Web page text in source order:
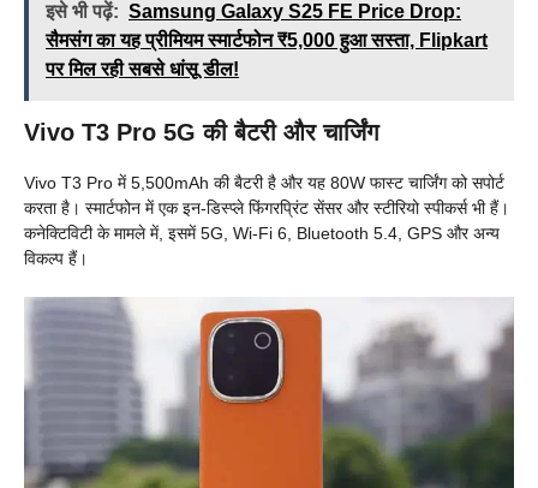
इसे भी पढ़ें: Samsung Galaxy S25 FE Price Drop:
सैमसंग का यह प्रीमियम स्मार्टफोन ₹5,000 हुआ सस्ता, Flipkart
पर मिल रही सबसे धांसू डील!
Vivo T3 Pro 5G की बैटरी और चार्जिंग
Vivo T3 Pro में 5,500mAh की बैटरी है और यह 80W फास्ट चार्जिंग को सपोर्ट
करता है। स्मार्टफोन में एक इन-डिस्प्ले फिंगरप्रिंट सेंसर और स्टीरियो स्पीकर्स भी हैं।
कनेक्टिविटी के मामले में, इसमें 5G, Wi-Fi 6, Bluetooth 5.4, GPS और अन्य
विकल्प हैं।